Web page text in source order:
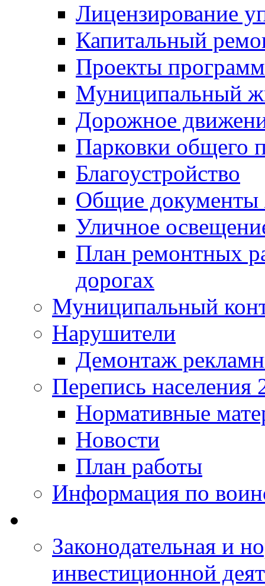
Лицензирование
Капитальный
Проекты программ
Муниципальный
Дорожное
Парковки общего
Благоустройство
Общие
Уличное
План ремонтных
дорогах
Муниципальный
Нарушители
Демонтаж
Перепись населения
Нормативные
Новости
План работы
Информация по
Законодательная и
инвестиционной